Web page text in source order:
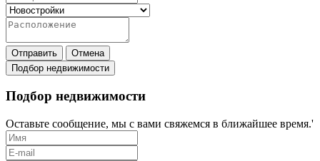
Отправить
Отмена
Подбор недвижимости
Подбор недвижимости
Оставьте сообщение, мы с вами свяжемся в ближайшее время.'